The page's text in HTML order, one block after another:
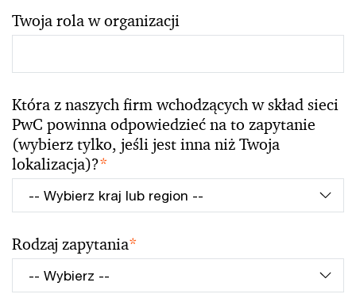
Twoja rola w organizacji
Która z naszych firm wchodzących w skład sieci
PwC powinna odpowiedzieć na to zapytanie
(wybierz tylko, jeśli jest inna niż Twoja
lokalizacja)?*
Rodzaj zapytania*